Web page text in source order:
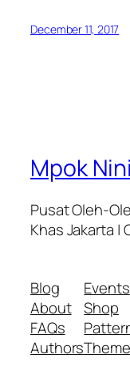
December 11, 2017
Mpok Nini
Pusat Oleh-
Khas Jakarta |
Blog
About
FAQs
Authors
Events
Shop